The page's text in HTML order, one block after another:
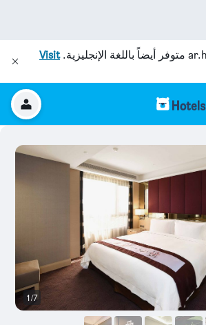
متوفر أيضاً باللغة الإنجليزية.Visit
1/7